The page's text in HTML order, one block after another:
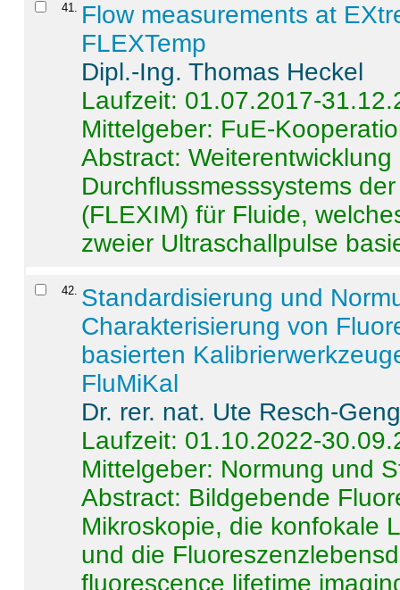
41. Flow measurements at
FLEXTemp
Dipl.-Ing. Thomas Heckel
Laufzeit: 01.07.2017-
Mittelgeber: FuE-
Abstract:
Durchflussmesssystems
(FLEXIM) für Fluide,
zweier Ultraschallpulse
42. Standardisierung und
Charakterisierung von
basierten
FluMiKal
Dr. rer. nat. Ute Resch-
Laufzeit: 01.10.2022-
Mittelgeber: Normung und
Abstract: Bildgebende
Mikroskopie, die konfokale
und die
fluorescence lifetime